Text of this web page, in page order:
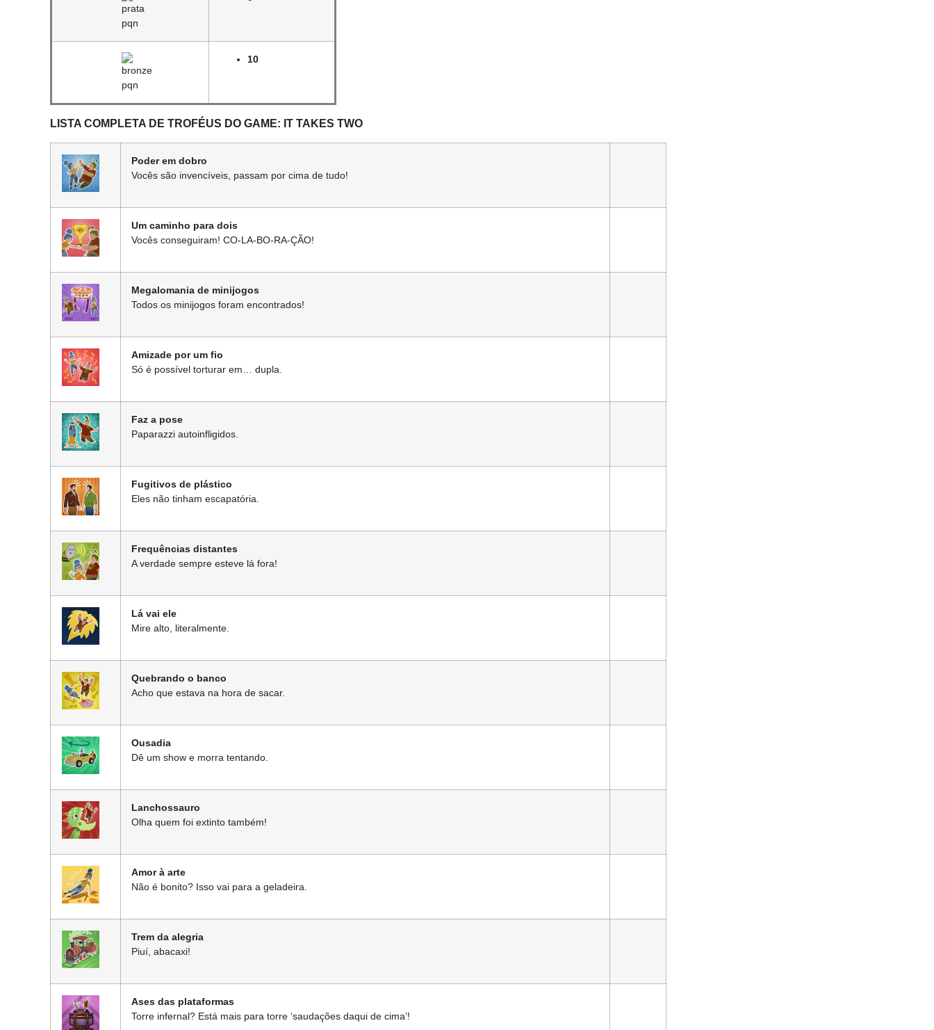
10
LISTA COMPLETA DE TROFÉUS DO GAME: IT TAKES TWO
Poder em dobro
Vocês são invencíveis, passam por cima de tudo!
Um caminho para dois
Vocês conseguiram! CO-LA-BO-RA-ÇÃO!
Megalomania de minijogos
Todos os minijogos foram encontrados!
Amizade por um fio
Só é possível torturar em… dupla.
Faz a pose
Paparazzi autoinfligidos.
Fugitivos de plástico
Eles não tinham escapatória.
Frequências distantes
A verdade sempre esteve lá fora!
Lá vai ele
Mire alto, literalmente.
Quebrando o banco
Acho que estava na hora de sacar.
Ousadia
Dê um show e morra tentando.
Lanchossauro
Olha quem foi extinto também!
Amor à arte
Não é bonito? Isso vai para a geladeira.
Trem da alegria
Piuí, abacaxi!
Ases das plataformas
Torre infernal? Está mais para torre ‘saudações daqui de cima’!